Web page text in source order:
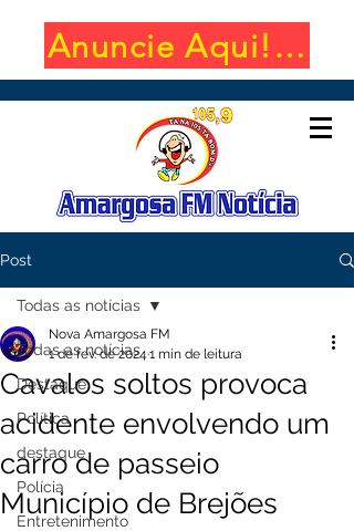
Anuncie Aqui!
Post
Todas as notícias
Destaque
Política
destaque
Polícia
Entretenimento
Todas as notícias
Cavalos soltos provoca
acidente envolvendo um
carro de passeio
Município de Brejões
Nova Amargosa FM
1 de fev. de 2024 1 min de leitura